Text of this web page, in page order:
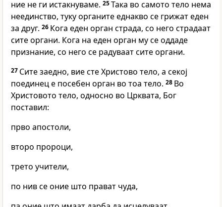
ние не ги истакнуваме. 25Така во самото тело нема
неединство, туку органите еднакво се грижат еден
за друг. 26 Кога еден орган страда, со него страдаат
сите органи. Кога на еден орган му се оддаде
признание, со него се радуваат сите органи.
27 Сите заедно, вие сте Христово тело, а секој
поединец е посебен орган во тоа тело. 28 Во
Христовото тело, односно во Црквата, Бог
поставил:
прво апостоли,
второ пророци,
трето учители,
по нив се оние што прават чуда,